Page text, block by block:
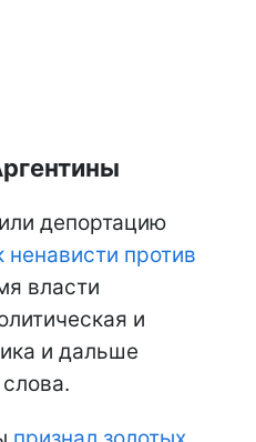
депортацию
ненависти против
власти
и
и дальше